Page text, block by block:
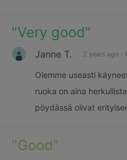
"Very good"
Janne T. 2 years ago ·
Olemme useasti
ruoka on aina
pöydässä olivat
"Good"